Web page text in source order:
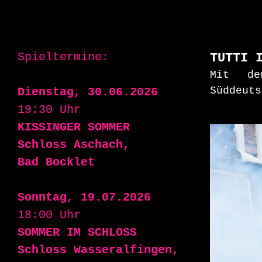
Spieltermine:
Dienstag, 30.06.2026
19:30 Uhr
KISSINGER SOMMER
Schloss Aschach,
Bad Bocklet
Sonntag, 19.07.2026
18:00 Uhr
SOMMER IM SCHLOSS
Schloss Wasseralfingen,
TUTTI
Mit